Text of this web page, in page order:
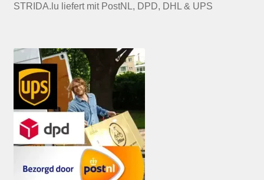
STRIDA.lu liefert mit PostNL, DPD, DHL & UPS